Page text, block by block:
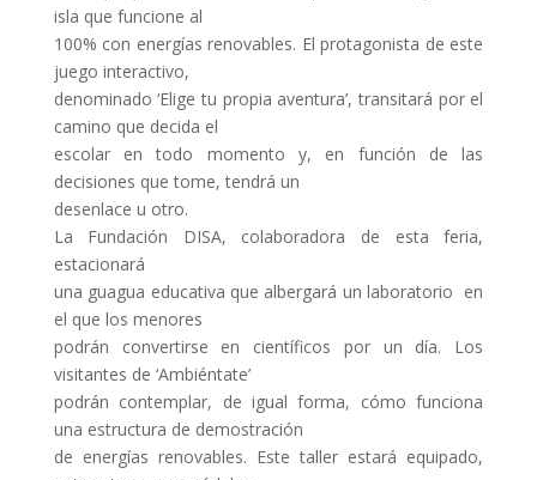
isla que funcione al
100% con energías renovables. El protagonista de este
juego interactivo,
denominado ‘Elige tu propia aventura’, transitará por el
camino que decida el
escolar en todo momento y, en función de las
decisiones que tome, tendrá un
desenlace u otro.
La Fundación DISA, colaboradora de esta feria,
estacionará
una guagua educativa que albergará un laboratorio en
el que los menores
podrán convertirse en científicos por un día. Los
visitantes de ‘Ambiéntate’
podrán contemplar, de igual forma, cómo funciona
una estructura de demostración
de energías renovables. Este taller estará equipado,